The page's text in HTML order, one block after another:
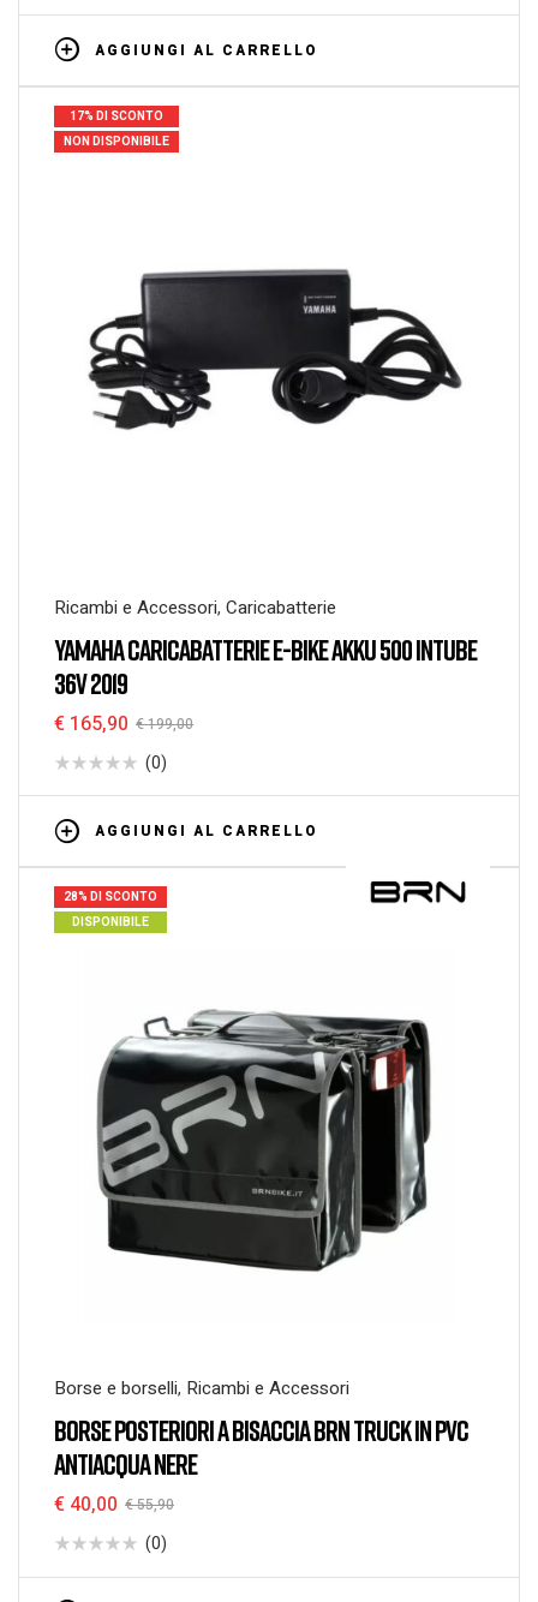
AGGIUNGI AL CARRELLO
17% DI SCONTO
NON DISPONIBILE
Ricambi e Accessori, Caricabatterie
YAMAHA CARICABATTERIE E-BIKE AKKU 500 INTUBE
36V 2019
€199,00
€ 165,90
(0)
AGGIUNGI AL CARRELLO
28% DI SCONTO
DISPONIBILE
Borse e borselli, Ricambi e Accessori
BORSE POSTERIORI A BISACCIA BRN TRUCK IN PVC
ANTIACQUA NERE
€55,90
€ 40,00
(0)